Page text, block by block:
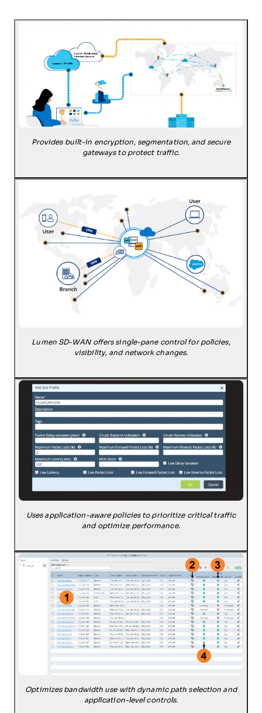
Provides built-in encryption, segmentation, and secure
gateways to protect traffic.
Lumen SD-WAN offers single-pane control for policies,
visibility, and network changes.
Uses application-aware policies to prioritize critical traffic
and optimize performance.
Optimizes bandwidth use with dynamic path selection and
application-level controls.